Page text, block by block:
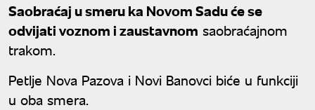
Saobraćaj u smeru ka Novom Sadu će se
odvijati voznom i zaustavnom saobraćajnom
trakom.
Petlje Nova Pazova i Novi Banovci biće u funkciji
u oba smera.